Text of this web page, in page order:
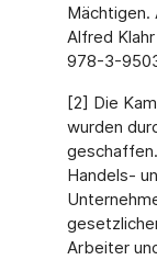
Alfred
978-3-
[2] Die
wurden
Handels-
Arbeiter